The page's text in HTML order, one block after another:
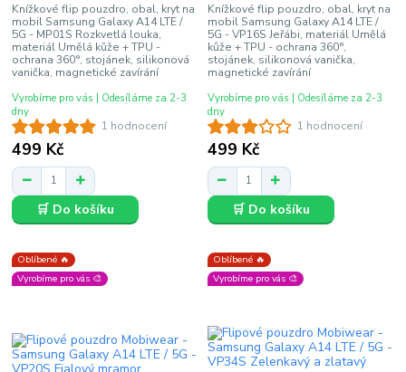
1 hodnocení
Knížkové flip pouzdro, obal, kryt na
mobil Samsung Galaxy A14 LTE /
5G - MP01S Rozkvetlá louka,
materiál Umělá kůže + TPU -
ochrana 360°, stojánek, silikonová
vanička, magnetické zavírání
499 Kč
Vyrobíme pro vás | Odesíláme za 2-3
dny
🛒 Do košíku
1 hodnocení
Knížkové flip pouzdro, obal, kryt na
mobil Samsung Galaxy A14 LTE /
5G - VP16S Jeřábi, materiál Umělá
kůže + TPU - ochrana 360°,
stojánek, silikonová vanička,
magnetické zavírání
499 Kč
Vyrobíme pro vás | Odesíláme za 2-3
dny
🛒 Do košíku
Oblíbené 🔥
Vyrobíme pro vás 🎨
Oblíbené 🔥
Vyrobíme pro vás 🎨